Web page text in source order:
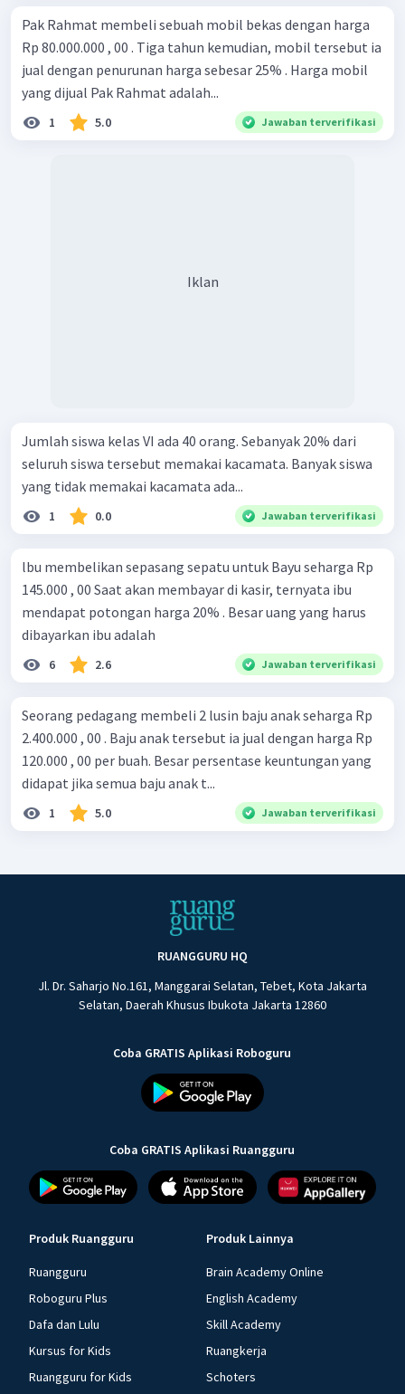
Pak Rahmat membeli sebuah mobil bekas dengan harga
Rp 80.000.000 , 00 . Tiga tahun kemudian, mobil tersebut ia
jual dengan penurunan harga sebesar 25% . Harga mobil
yang dijual Pak Rahmat adalah...
1 5.0 Jawaban terverifikasi
Iklan
Jumlah siswa kelas VI ada 40 orang. Sebanyak 20% dari
seluruh siswa tersebut memakai kacamata. Banyak siswa
yang tidak memakai kacamata ada...
1 0.0 Jawaban terverifikasi
lbu membelikan sepasang sepatu untuk Bayu seharga Rp
145.000 , 00 Saat akan membayar di kasir, ternyata ibu
mendapat potongan harga 20% . Besar uang yang harus
dibayarkan ibu adalah
6 2.6 Jawaban terverifikasi
Seorang pedagang membeli 2 lusin baju anak seharga Rp
2.400.000 , 00 . Baju anak tersebut ia jual dengan harga Rp
120.000 , 00 per buah. Besar persentase keuntungan yang
didapat jika semua baju anak t...
1 5.0 Jawaban terverifikasi
RUANGGURU HQ
Jl. Dr. Saharjo No.161, Manggarai Selatan, Tebet, Kota Jakarta
Selatan, Daerah Khusus Ibukota Jakarta 12860
Coba GRATIS Aplikasi Roboguru
Coba GRATIS Aplikasi Ruangguru
Produk Ruangguru
Ruangguru
Roboguru Plus
Dafa dan Lulu
Kursus for Kids
Ruangguru for Kids
Produk Lainnya
Brain Academy Online
English Academy
Skill Academy
Ruangkerja
Schoters